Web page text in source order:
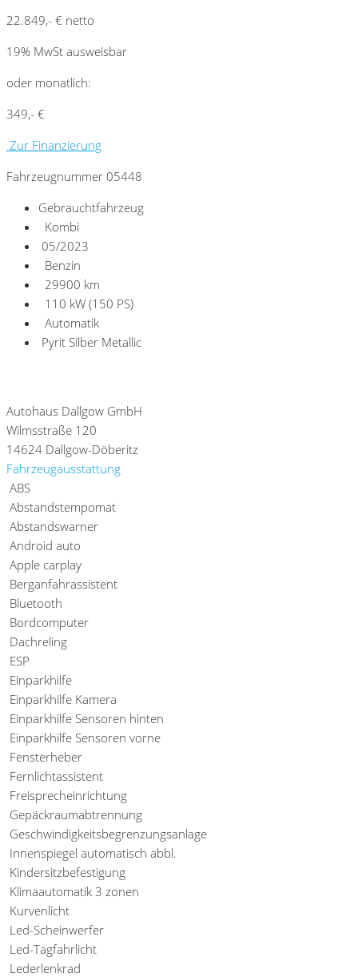
22.849,- € netto
19% MwSt ausweisbar
oder monatlich:
349,- €
Zur Finanzierung
Fahrzeugnummer 05448
Gebrauchtfahrzeug
Kombi
05/2023
Benzin
29900 km
110 kW (150 PS)
Automatik
Pyrit Silber Metallic
Autohaus Dallgow GmbH
Wilmsstraße 120
14624 Dallgow-Döberitz
Fahrzeugausstattung
ABS
Abstandstempomat
Abstandswarner
Android auto
Apple carplay
Berganfahrassistent
Bluetooth
Bordcomputer
Dachreling
ESP
Einparkhilfe
Einparkhilfe Kamera
Einparkhilfe Sensoren hinten
Einparkhilfe Sensoren vorne
Fensterheber
Fernlichtassistent
Freisprecheinrichtung
Gepäckraumabtrennung
Geschwindigkeitsbegrenzungsanlage
Innenspiegel automatisch abbl.
Kindersitzbefestigung
Klimaautomatik 3 zonen
Kurvenlicht
Led-Scheinwerfer
Led-Tagfahrlicht
Lederlenkrad